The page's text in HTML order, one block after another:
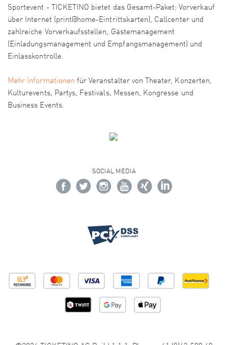
Sportevent - TICKETINO bietet das Gesamt-Paket: Vorverkauf
über Internet (print@home-Eintrittskarten), Callcenter und
zahlreiche Vorverkaufsstellen, Gästemanagement
(Einladungsmanagement und Empfangsmanagement) und
Einlasskontrolle.
Mehr Informationen für Veranstalter von Theater, Konzerten,
Kulturevents, Partys, Festivals, Messen, Kongresse und
Business Events.
SOCIAL MEDIA